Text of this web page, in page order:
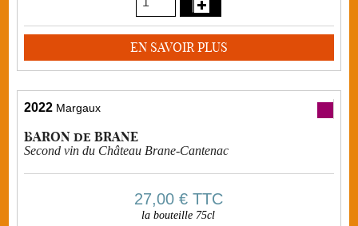
EN SAVOIR PLUS
2022 Margaux
BARON de BRANE
Second vin du Château Brane-Cantenac
27,00 €TTC
la bouteille 75cl